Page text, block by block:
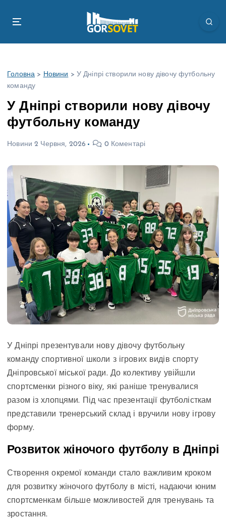
Головна > Новини > У Дніпрі створили нову дівочу футбольну
команду
У Дніпрі створили нову дівочу
футбольну команду
Новини 2 Червня, 2026 0 Коментарі
У Дніпрі презентували нову дівочу футбольну
команду спортивної школи з ігрових видів спорту
Дніпровської міської ради. До колективу увійшли
спортсменки різного віку, які раніше тренувалися
разом із хлопцями. Під час презентації футболісткам
представили тренерський склад і вручили нову ігрову
форму.
Розвиток жіночого футболу в Дніпрі
Створення окремої команди стало важливим кроком
для розвитку жіночого футболу в місті, надаючи юним
спортсменкам більше можливостей для тренувань та
зростання.